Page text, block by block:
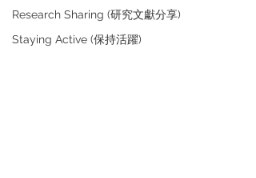
Research Sharing (研究文獻分享)
Staying Active (保持活躍)